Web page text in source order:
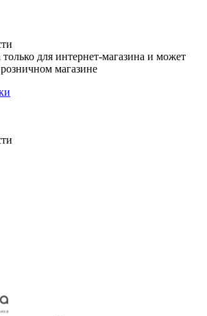
для интернет-магазина и может
магазине